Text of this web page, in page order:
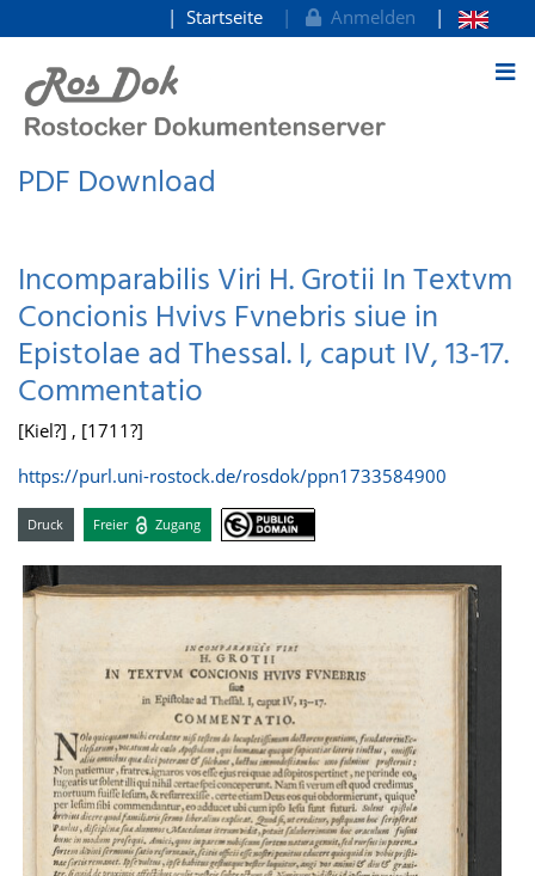
zum Inhalt
Startseite Anmelden
PDF Download
Incomparabilis Viri H. Grotii In Textvm
Concionis Hvivs Fvnebris siue in
Epistolae ad Thessal. I, caput IV, 13-17.
Commentatio
[Kiel?] , [1711?]
https://purl.uni-rostock.de/rosdok/ppn1733584900
Druck Freier Zugang